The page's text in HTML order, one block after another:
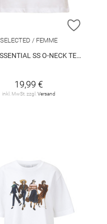
ZUR
SELECTED / FEMME
SS O-NECK TEE NOOS
19,99 €
inkl. MwSt. zzgl.Versand